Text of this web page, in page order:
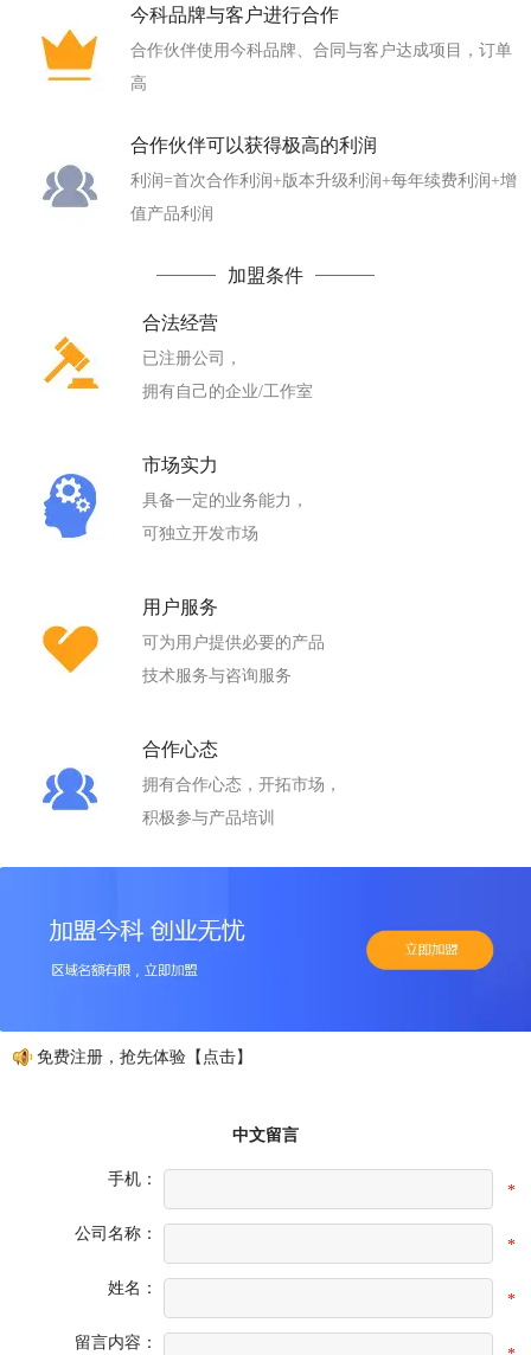
今科品牌与客户进行合作
合作伙伴使用今科品牌、合同与客户达成项目，订单
高
合作伙伴可以获得极高的利润
利润=首次合作利润+版本升级利润+每年续费利润+增
值产品利润
加盟条件
合法经营
已注册公司，
拥有自己的企业/工作室
市场实力
具备一定的业务能力，
可独立开发市场
用户服务
可为用户提供必要的产品
技术服务与咨询服务
合作心态
拥有合作心态，开拓市场，
积极参与产品培训
免费注册，抢先体验【点击】
中文留言
手机：
*
公司名称：
*
姓名：
*
留言内容：